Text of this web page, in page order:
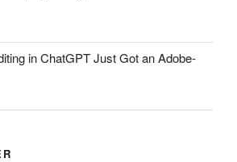
in ChatGPT Just Got an Adobe-